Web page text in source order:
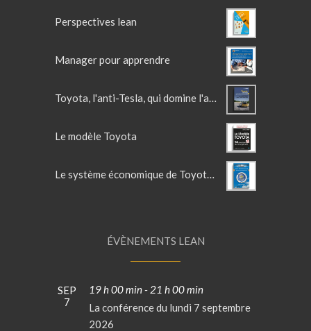
Perspectives lean
Manager pour apprendre
Toyota, l'anti-Tesla, qui domine l'automobile
Le modèle Toyota
Le système économique de Toyota - TOME 2
ÉVÈNEMENTS LEAN
SEP
7
19 h 00 min- 21 h 00 min
La conférence du lundi 7 septembre
2026